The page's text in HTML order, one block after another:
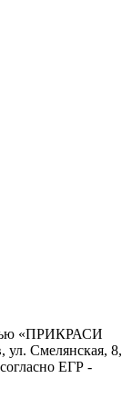
«ПРИКРАСИ
ул. Смелянская, 8,
ЕГР -